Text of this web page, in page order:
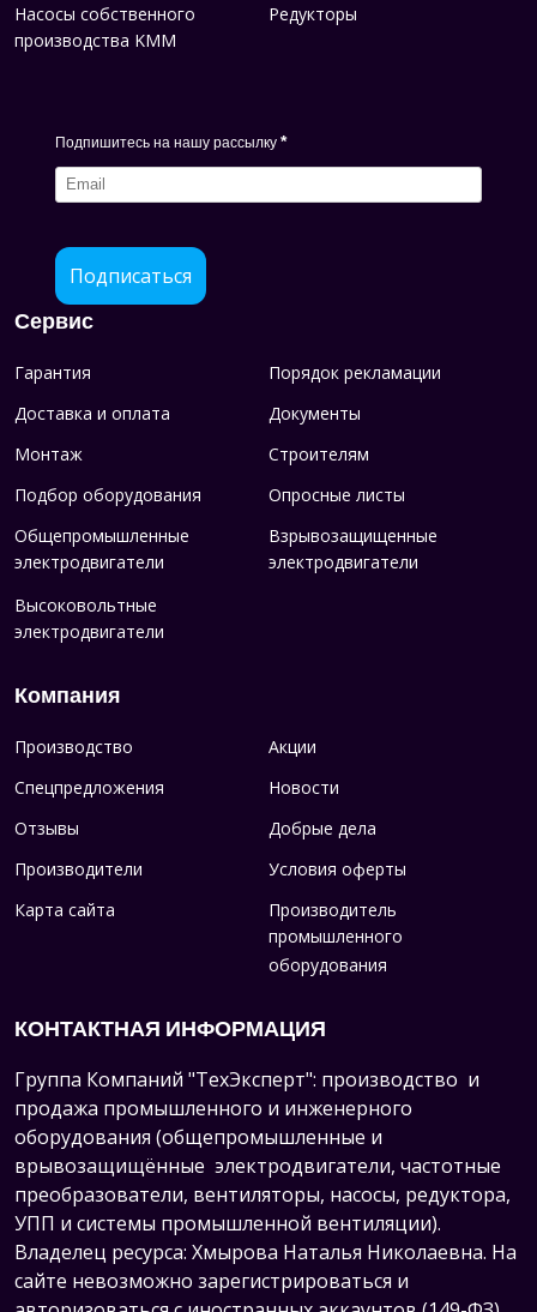
Насосы собственного
производства KMM
Редукторы
Подпишитесь на нашу рассылку *
Подписаться
Сервис
Гарантия
Порядок рекламации
Доставка и оплата
Документы
Монтаж
Строителям
Подбор оборудования
Опросные листы
Общепромышленные
электродвигатели
Взрывозащищенные
электродвигатели
Высоковольтные
электродвигатели
Компания
Производство
Акции
Спецпредложения
Новости
Отзывы
Добрые дела
Производители
Условия оферты
Карта сайта
Производитель
промышленного
оборудования
КОНТАКТНАЯ ИНФОРМАЦИЯ
Группа Компаний "ТехЭксперт": производство и
продажа промышленного и инженерного
оборудования (общепромышленные и
врывозащищённые электродвигатели, частотные
преобразователи, вентиляторы, насосы, редуктора,
УПП и системы промышленной вентиляции).
Владелец ресурса: Хмырова Наталья Николаевна. На
сайте невозможно зарегистрироваться и